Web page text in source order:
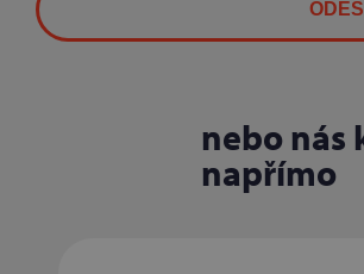
nebo nás
napřímo